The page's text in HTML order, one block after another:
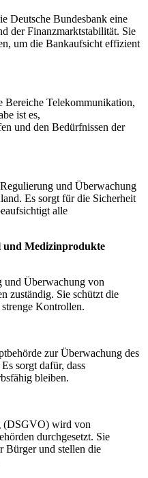
Deutsche Bundesbank eine
der ‌Finanzmarktstabilität. Sie
um die Bankaufsicht effizient
Bereiche Telekommunikation,
ist ⁤es,​
und ‌den Bedürfnissen der​
und Überwachung
⁤Es sorgt für die Sicherheit‍
⁢alle⁤
‍und ⁤Medizinprodukte
und Überwachung von‍
zuständig.‌ Sie schützt die⁤
Kontrollen.
zur​ Überwachung des​
sorgt dafür,​ dass
bleiben.
(DSGVO) wird von
durchgesetzt. Sie
Bürger und‌ stellen die